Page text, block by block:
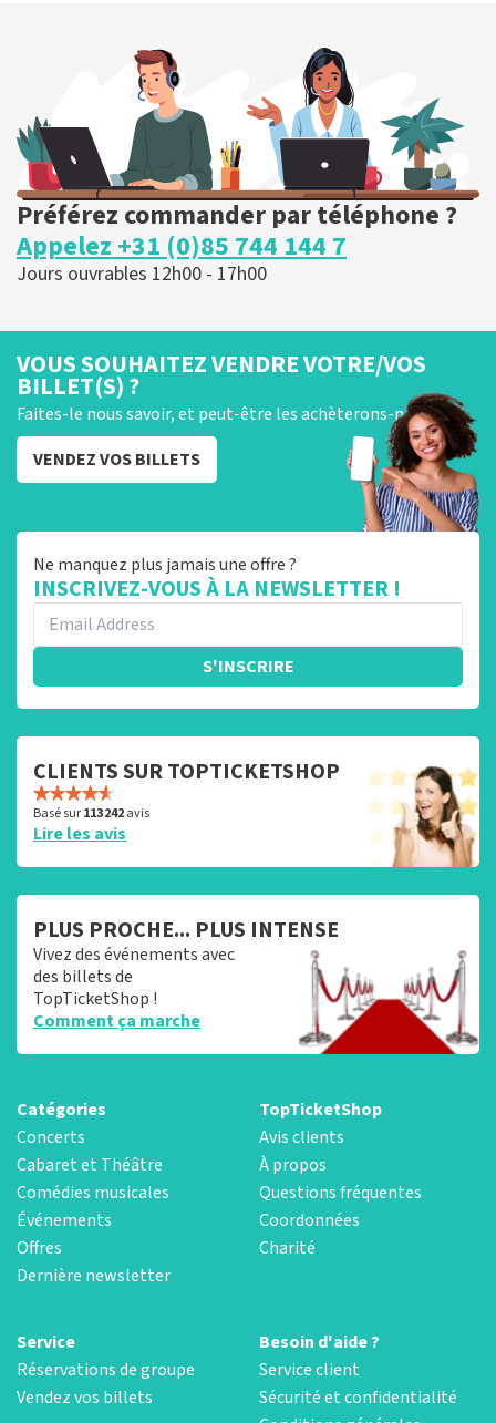
Préférez commander par téléphone ?
Appelez +31 (0)85 744 144 7
Jours ouvrables 12h00 - 17h00
VOUS SOUHAITEZ VENDRE VOTRE/VOS
BILLET(S) ?
Faites-le nous savoir, et peut-être les achèterons-nous !
VENDEZ VOS BILLETS
Ne manquez plus jamais une offre ?
INSCRIVEZ-VOUS À LA NEWSLETTER !
S'INSCRIRE
CLIENTS SUR TOPTICKETSHOP
Basé sur113 242avis
Lire les avis
PLUS PROCHE... PLUS INTENSE
Vivez des événements avec
des billets de
TopTicketShop !
Comment ça marche
Catégories
Concerts
Cabaret et Théâtre
Comédies musicales
Événements
Offres
Dernière newsletter
TopTicketShop
Avis clients
À propos
Questions fréquentes
Coordonnées
Charité
Service
Réservations de groupe
Vendez vos billets
Besoin d'aide ?
Service client
Sécurité et confidentialité